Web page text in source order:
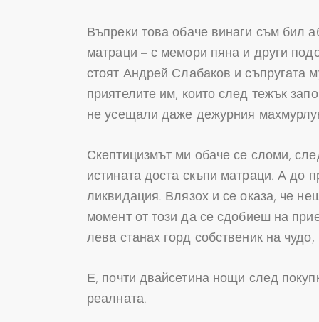
Въпреки това обаче винаги съм бил
матраци – с мемори пяна и други
стоят Андрей Слабаков и съпругата
приятелите им, които след тежък
не усещали даже дежурния
Скептицизмът ми обаче се сломи,
истината доста скъпи матраци. А до
ликвидация. Влязох и се оказа, че
момент от този да се сдобиеш на
лева станах горд собственик на
Е, почти двайсетина нощи след
реалната.